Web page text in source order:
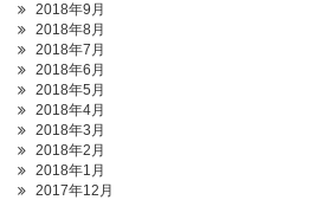
2018年9月
2018年8月
2018年7月
2018年6月
2018年5月
2018年4月
2018年3月
2018年2月
2018年1月
2017年12月